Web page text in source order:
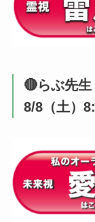
🔴らぶ先生
8/8（土）